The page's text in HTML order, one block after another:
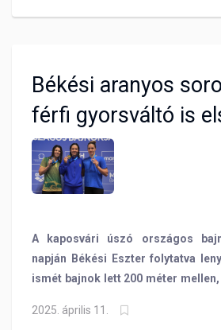
Békési aranyos
férfi gyorsváltó is
ob-n
A kaposvári úszó országos
napján Békési Eszter folytatva
ismét bajnok lett 200 méter mellen,
2025. április 11.